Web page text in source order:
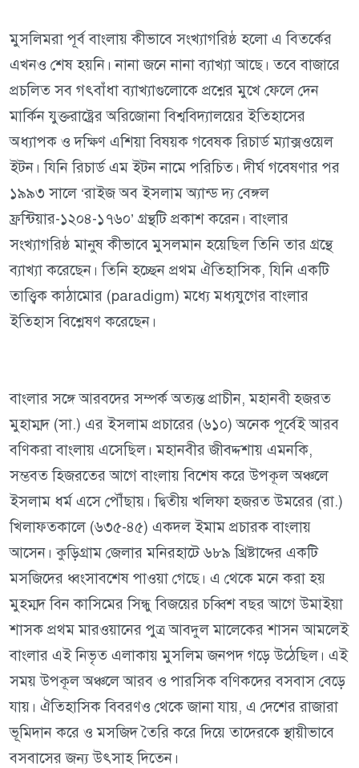
মুসলিমরা পূর্ব বাংলায় কীভাবে সংখ্যাগরিষ্ঠ হলো এ বিতর্কের
এখনও শেষ হয়নি। নানা জনে নানা ব্যাখ্যা আছে। তবে বাজারে
প্রচলিত সব গৎবাঁধা ব্যাখ্যাগুলোকে প্রশ্নের মুখে ফেলে দেন
মার্কিন যুক্তরাষ্ট্রের অরিজোনা বিশ্ববিদ্যালয়ের ইতিহাসের
অধ্যাপক ও দক্ষিণ এশিয়া বিষয়ক গবেষক রিচার্ড ম্যাক্সওয়েল
ইটন। যিনি রিচার্ড এম ইটন নামে পরিচিত। দীর্ঘ গবেষণার পর
১৯৯৩ সালে ‘রাইজ অব ইসলাম অ্যান্ড দ্য বেঙ্গল
ফ্রন্টিয়ার-১২০৪-১৭৬০’ গ্রন্থটি প্রকাশ করেন। বাংলার
সংখ্যাগরিষ্ঠ মানুষ কীভাবে মুসলমান হয়েছিল তিনি তার গ্রন্থে
ব্যাখ্যা করেছেন। তিনি হচ্ছেন প্রথম ঐতিহাসিক, যিনি একটি
তাত্ত্বিক কাঠামোর (paradigm) মধ্যে মধ্যযুগের বাংলার
ইতিহাস বিশ্লেষণ করেছেন।
বাংলার সঙ্গে আরবদের সম্পর্ক অত্যন্ত প্রাচীন, মহানবী হজরত
মুহাম্মদ (সা.) এর ইসলাম প্রচারের (৬১০) অনেক পূর্বেই আরব
বণিকরা বাংলায় এসেছিল। মহানবীর জীবদ্দশায় এমনকি,
সম্ভবত হিজরতের আগে বাংলায় বিশেষ করে উপকূল অঞ্চলে
ইসলাম ধর্ম এসে পৌঁছায়। দ্বিতীয় খলিফা হজরত উমরের (রা.)
খিলাফতকালে (৬৩৫-৪৫) একদল ইমাম প্রচারক বাংলায়
আসেন। কুড়িগ্রাম জেলার মনিরহাটে ৬৮৯ খ্রিষ্টাব্দের একটি
মসজিদের ধ্বংসাবশেষ পাওয়া গেছে। এ থেকে মনে করা হয়
মুহম্মদ বিন কাসিমের সিন্ধু বিজয়ের চব্বিশ বছর আগে উমাইয়া
শাসক প্রথম মারওয়ানের পুত্র আবদুল মালেকের শাসন আমলেই
বাংলার এই নিভৃত এলাকায় মুসলিম জনপদ গড়ে উঠেছিল। এই
সময় উপকূল অঞ্চলে আরব ও পারসিক বণিকদের বসবাস বেড়ে
যায়। ঐতিহাসিক বিবরণও থেকে জানা যায়, এ দেশের রাজারা
ভূমিদান করে ও মসজিদ তৈরি করে দিয়ে তাদেরকে স্থায়ীভাবে
বসবাসের জন্য উৎসাহ দিতেন।